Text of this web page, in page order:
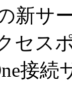
新サ
セス
接